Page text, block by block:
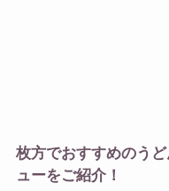
枚方でおすすめのう
ューをご紹介！